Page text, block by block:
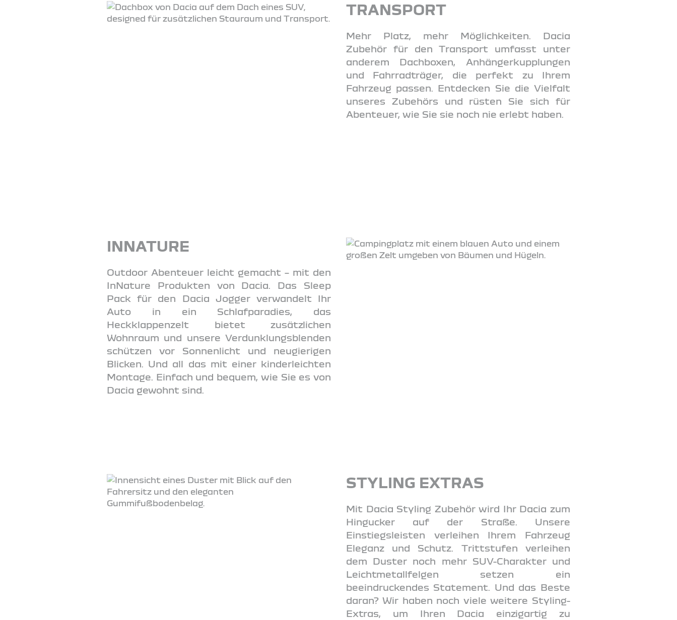
TRANSPORT
Mehr Platz, mehr Möglichkeiten. Dacia
Zubehör für den Transport umfasst unter
anderem Dachboxen, Anhängerkupplungen
und Fahrradträger, die perfekt zu Ihrem
Fahrzeug passen. Entdecken Sie die Vielfalt
unseres Zubehörs und rüsten Sie sich für
Abenteuer, wie Sie sie noch nie erlebt haben.
INNATURE
Outdoor Abenteuer leicht gemacht – mit den
InNature Produkten von Dacia. Das Sleep
Pack für den Dacia Jogger verwandelt Ihr
Auto in ein Schlafparadies, das
Heckklappenzelt bietet zusätzlichen
Wohnraum und unsere Verdunklungsblenden
schützen vor Sonnenlicht und neugierigen
Blicken. Und all das mit einer kinderleichten
Montage. Einfach und bequem, wie Sie es von
Dacia gewohnt sind.
STYLING EXTRAS
Mit Dacia Styling Zubehör wird Ihr Dacia zum
Hingucker auf der Straße. Unsere
Einstiegsleisten verleihen Ihrem Fahrzeug
Eleganz und Schutz. Trittstufen verleihen
dem Duster noch mehr SUV-Charakter und
Leichtmetallfelgen setzen ein
beeindruckendes Statement. Und das Beste
daran? Wir haben noch viele weitere Styling-
Extras, um Ihren Dacia einzigartig zu